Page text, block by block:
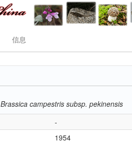
信息
Brassica campestris subsp. pekinensis
-
1954